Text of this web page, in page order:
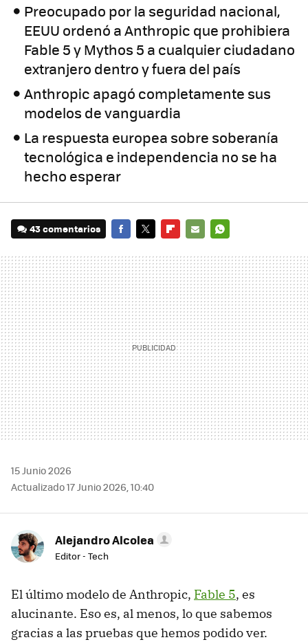
Preocupado por la seguridad nacional,
EEUU ordenó a Anthropic que prohibiera
Fable 5 y Mythos 5 a cualquier ciudadano
extranjero dentro y fuera del país
Anthropic apagó completamente sus
modelos de vanguardia
La respuesta europea sobre soberanía
tecnológica e independencia no se ha
hecho esperar
43 comentarios
MAIL
15 Junio 2026
Actualizado 17 Junio 2026, 10:40
Alejandro Alcolea
Editor - Tech
El último modelo de Anthropic, Fable 5, es
alucinante. Eso es, al menos, lo que sabemos
gracias a las pruebas que hemos podido ver.